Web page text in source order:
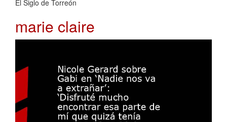
El Siglo de Torreón
marie claire